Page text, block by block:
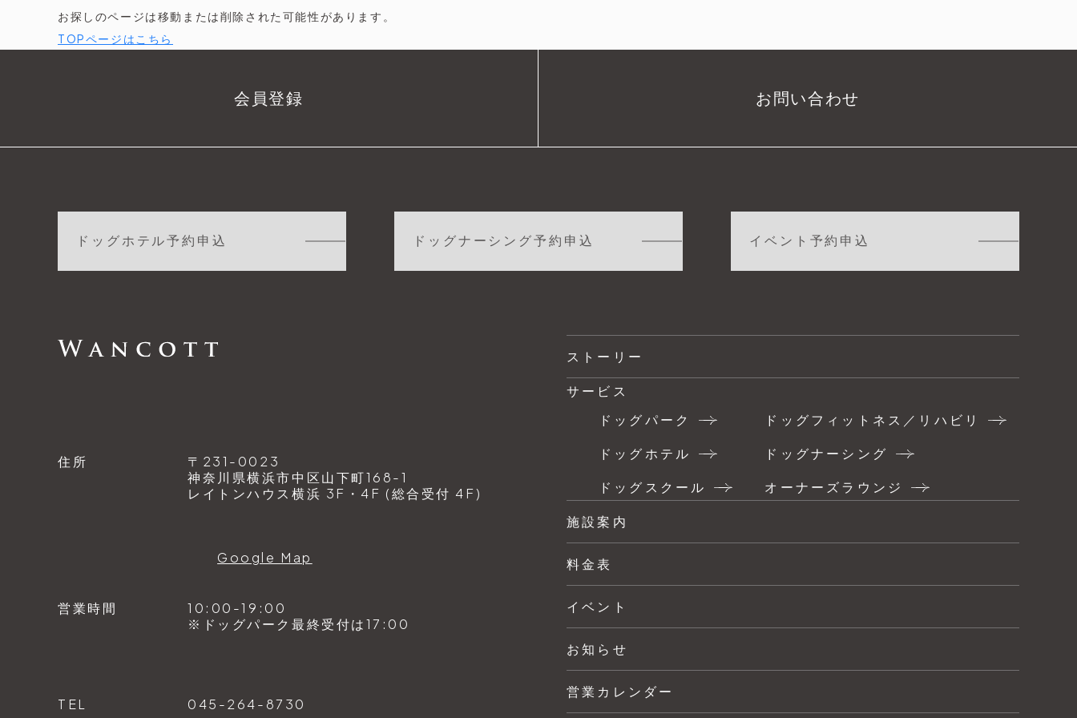
お探しのページは移動または削除された可能性があります。
TOPページはこちら
会員登録 お問い合わせ
ドッグホテル予約申込 ドッグナーシング予約申込 イベント予約申込
ストーリー
サービス
ドッグパーク
ドッグホテル
ドッグスクール
ドッグフィットネス／リハビリ
ドッグナーシング
オーナーズラウンジ
施設案内
料金表
イベント
お知らせ
営業カレンダー
住所
〒231-0023
神奈川県横浜市中区山下町168-1
レイトンハウス横浜 3F・4F (総合受付 4F)
Google Map
営業時間
10:00-19:00
※ドッグパーク最終受付は17:00
TEL 045-264-8730